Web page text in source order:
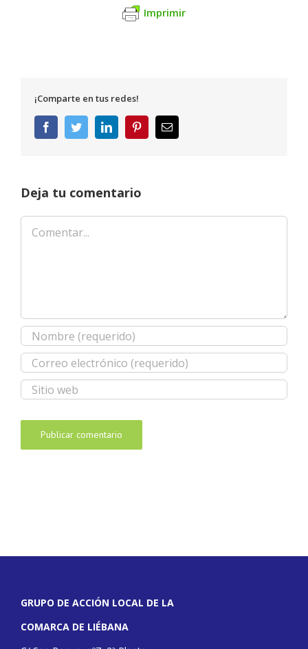
Imprimir
¡Comparte en tus redes!
FacebookTwitterLinkedInPinterestCorreo
electrónico
Deja tu comentario
Comentar
GRUPO DE ACCIÓN LOCAL DE LA
COMARCA DE LIÉBANA